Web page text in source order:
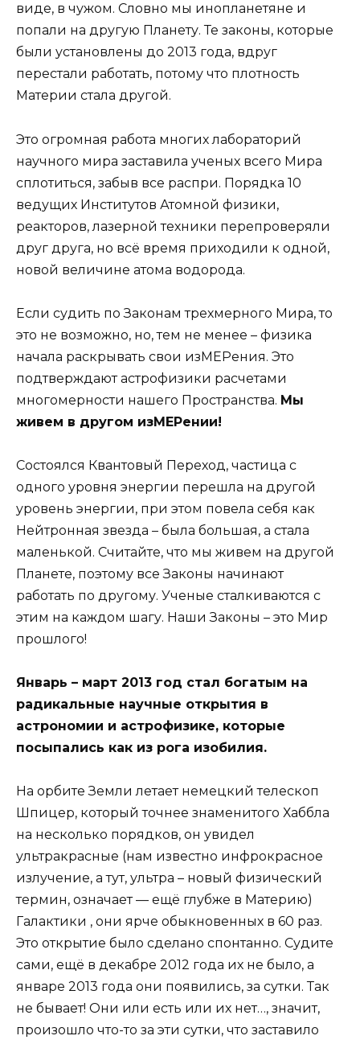
виде, в чужом. Словно мы инопланетяне и
попали на другую Планету. Те законы, которые
были установлены до 2013 года, вдруг
перестали работать, потому что плотность
Материи стала другой.
Это огромная работа многих лабораторий
научного мира заставила ученых всего Мира
сплотиться, забыв все распри. Порядка 10
ведущих Институтов Атомной физики,
реакторов, лазерной техники перепроверяли
друг друга, но всё время приходили к одной,
новой величине атома водорода.
Если судить по Законам трехмерного Мира, то
это не возможно, но, тем не менее – физика
начала раскрывать свои изМЕРения. Это
подтверждают астрофизики расчетами
многомерности нашего Пространства. Мы
живем в другом изМЕРении!
Состоялся Квантовый Переход, частица с
одного уровня энергии перешла на другой
уровень энергии, при этом повела себя как
Нейтронная звезда – была большая, а стала
маленькой. Считайте, что мы живем на другой
Планете, поэтому все Законы начинают
работать по другому. Ученые сталкиваются с
этим на каждом шагу. Наши Законы – это Мир
прошлого!
Январь – март 2013 год стал богатым на
радикальные научные открытия в
астрономии и астрофизике, которые
посыпались как из рога изобилия.
На орбите Земли летает немецкий телескоп
Шпицер, который точнее знаменитого Хаббла
на несколько порядков, он увидел
ультракрасные (нам известно инфрокрасное
излучение, а тут, ультра – новый физический
термин, означает — ещё глубже в Материю)
Галактики , они ярче обыкновенных в 60 раз.
Это открытие было сделано спонтанно. Судите
сами, ещё в декабре 2012 года их не было, а
январе 2013 года они появились, за сутки. Так
не бывает! Они или есть или их нет…, значит,
произошло что-то за эти сутки, что заставило